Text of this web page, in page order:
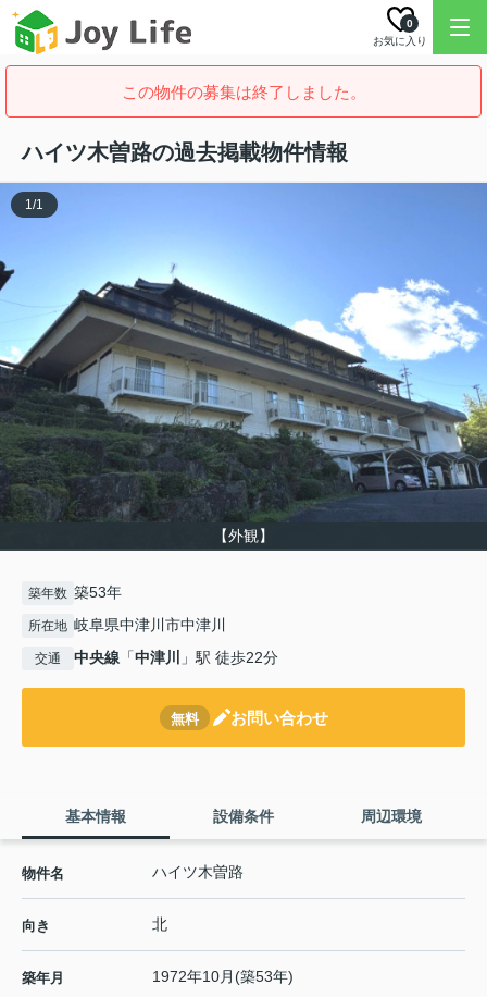
お気に入り
0
この物件の募集は終了しました。
ハイツ木曽路の過去掲載物件情報
【外観】
1/1
築年数 築53年
所在地 岐阜県中津川市中津川
交通 中央線 「中津川 」駅 徒歩22分
無料 お問い合わせ
基本情報 設備条件 周辺環境
物件名 ハイツ木曽路
向き 北
築年月 1972年10月(築53年)